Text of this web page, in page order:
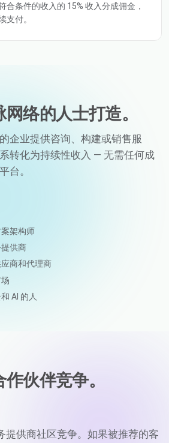
合条件的收入的 15% 收入分成佣金，
支付。
络的人士打造。
企业提供咨询、构建或销售服
转化为持续性收入 — 无需任何成
台。
架构师
供商
商和代理商
AI 的人
伙伴竞争。
提供商社区竞争。如果被推荐的客